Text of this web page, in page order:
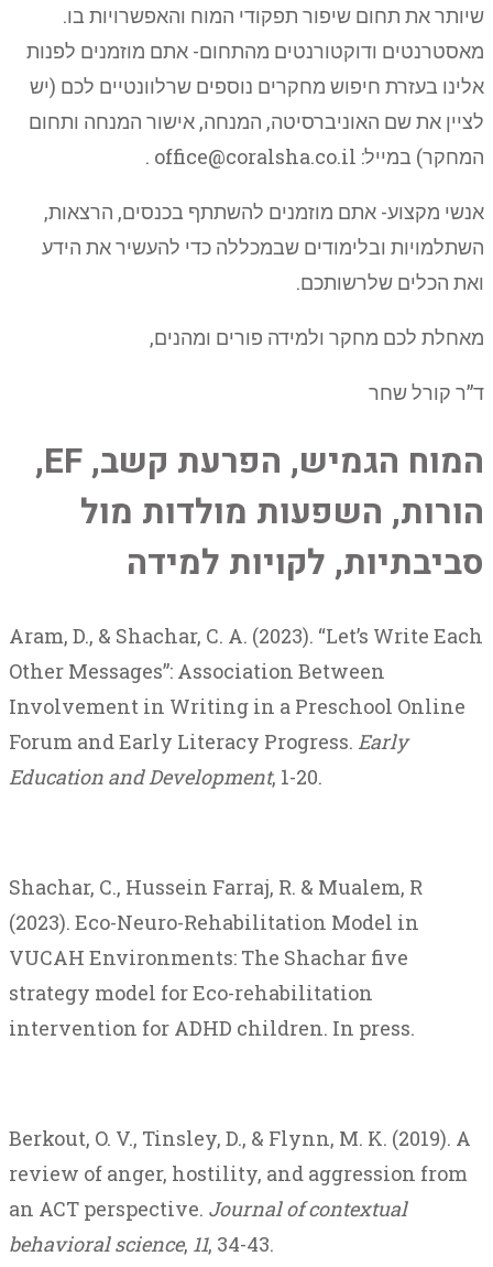
שיותר את תחום שיפור תפקודי המוח והאפשרויות בו.
מאסטרנטים ודוקטורנטים מהתחום- אתם מוזמנים לפנות
אלינו בעזרת חיפוש מחקרים נוספים שרלוונטיים לכם (יש
לציין את שם האוניברסיטה, המנחה, אישור המנחה ותחום
המחקר) במייל: office@coralsha.co.il .
אנשי מקצוע- אתם מוזמנים להשתתף בכנסים, הרצאות,
השתלמויות ובלימודים שבמכללה כדי להעשיר את הידע
ואת הכלים שלרשותכם.
מאחלת לכם מחקר ולמידה פורים ומהנים,
ד”ר קורל שחר
המוח הגמיש, הפרעת קשב, EF,
הורות, השפעות מולדות מול
סביבתיות, לקויות למידה
Aram, D., & Shachar, C. A. (2023). “Let’s Write Each
Other Messages”: Association Between
Involvement in Writing in a Preschool Online
Forum and Early Literacy Progress. Early
Education and Development, 1-20.
Shachar, C., Hussein Farraj, R. & Mualem, R
(2023). Eco-Neuro-Rehabilitation Model in
VUCAH Environments: The Shachar five
strategy model for Eco-rehabilitation
intervention for ADHD children. In press.
Berkout, O. V., Tinsley, D., & Flynn, M. K. (2019). A
review of anger, hostility, and aggression from
an ACT perspective. Journal of contextual
behavioral science, 11, 34-43.